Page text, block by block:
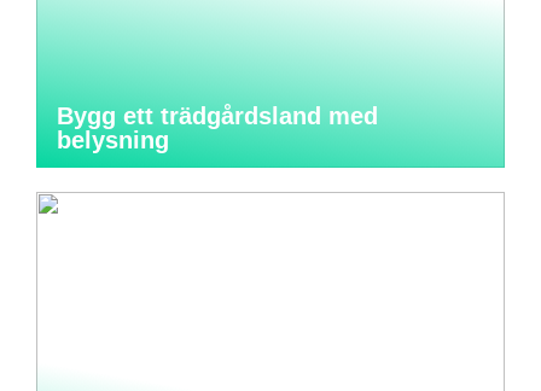
Bygg ett trädgårdsland med
belysning